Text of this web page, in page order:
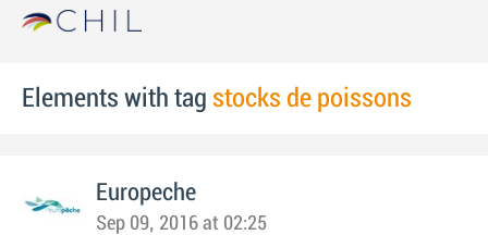
Elements with tag stocks de poissons
Europeche
Sep 09, 2016 at 02:25